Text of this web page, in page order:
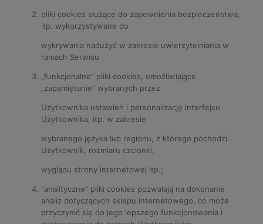
pliki cookies służące do zapewnienia bezpieczeństwa,
itp. wykorzystywane do
wykrywania nadużyć w zakresie uwierzytelniania w
ramach Serwisu
„funkcjonalne” pliki cookies, umożliwiające
„zapamiętanie” wybranych przez
Użytkownika ustawień i personalizację interfejsu
Użytkownika, itp. w zakresie
wybranego języka lub regionu, z którego pochodzi
Użytkownik, rozmiaru czcionki,
wyglądu strony internetowej itp.;
"analityczne" pliki cookies pozwalają na dokonanie
analiz dotyczących sklepu internetowego, co może
przyczynić się do jego lepszego funkcjonowania i